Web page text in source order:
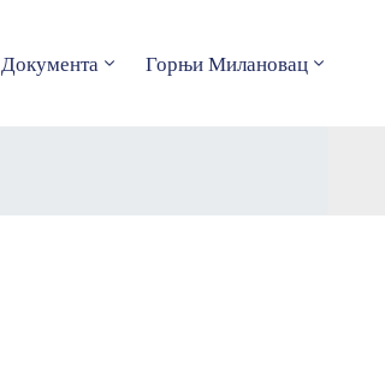
Документа Горњи Милановац